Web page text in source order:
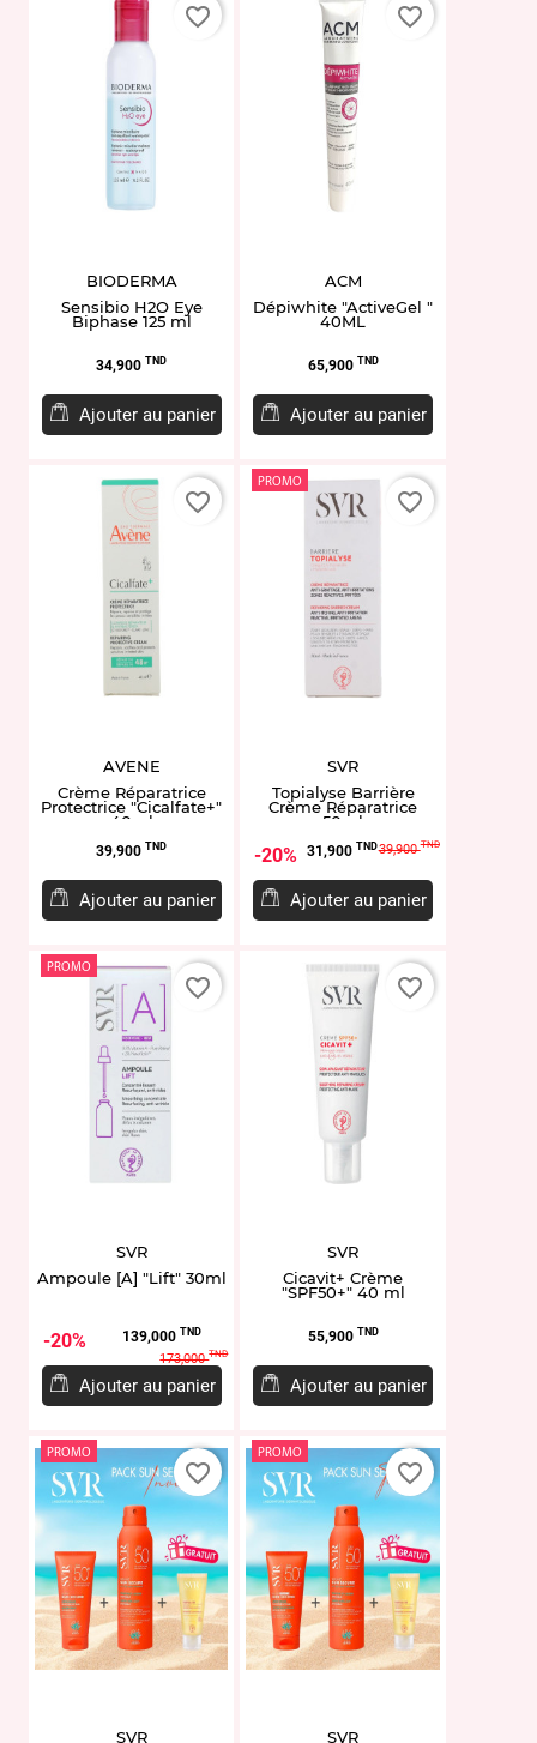
BIODERMA
Sensibio H2O Eye
Biphase 125 ml
Prix
34,900 TND
Ajouter au panier
favorite_border
ACM
Dépiwhite "ActiveGel "
40ML
Prix
65,900 TND
Ajouter au panier
favorite_border
AVENE
Crème Réparatrice
Protectrice "Cicalfate+"
40ml
Prix
39,900 TND
Ajouter au panier
favorite_border
PROMO
SVR
Topialyse Barrière
Crème Réparatrice
50ml
20% Prix
31,900 TNDPrix
base
39,900TND
Ajouter au panier
favorite_border
PROMO
SVR
Ampoule [A] "Lift" 30ml
20% Prix
139,000 TNDPrix
de
base
173,000TND
Ajouter au panier
favorite_border
SVR
Cicavit+ Crème
"SPF50+" 40 ml
Prix
55,900 TND
Ajouter au panier
favorite_border
PROMO
SVR
favorite_border
PROMO
SVR
favorite_border